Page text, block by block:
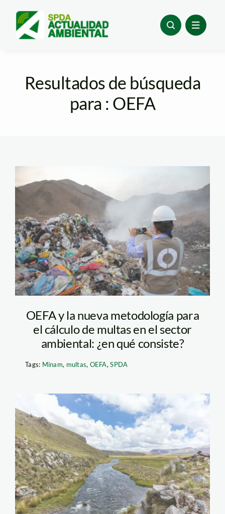
content
Resultados de búsqueda
para : OEFA
Acumulación de
basura. Foto_ OEFA
OEFA y la nueva metodología para
el cálculo de multas en el sector
ambiental: ¿en qué consiste?
Tags: Minam, multas, OEFA,SPDA
Fiscalización
ambiental OEFA